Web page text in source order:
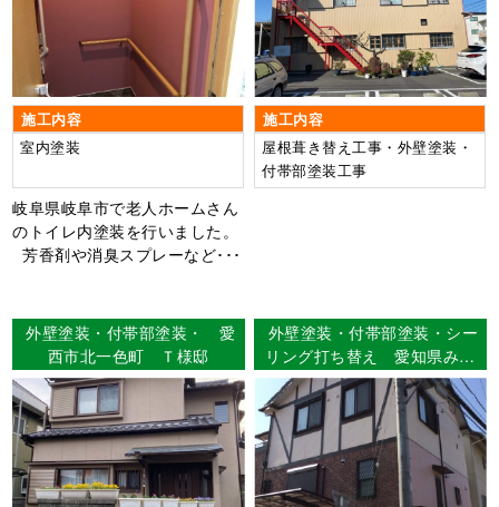
施工内容
室内塗装
岐阜県岐阜市で老人ホームさん
のトイレ内塗装を行いました。
芳香剤や消臭スプレーなど･･･
施工内容
屋根葺き替え工事・外壁塗装・
付帯部塗装工事
外壁塗装・付帯部塗装・ 愛
西市北一色町 Ｔ様邸
外壁塗装・付帯部塗装・シー
リング打ち替え 愛知県みよ
し市 I様邸